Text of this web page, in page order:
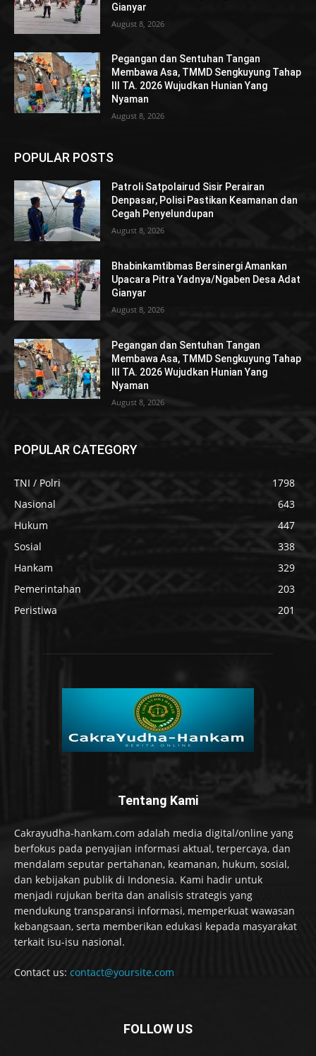
Gianyar
August 8, 2026
Pegangan dan Sentuhan Tangan
Membawa Asa, TMMD Sengkuyung Tahap
III TA. 2026 Wujudkan Hunian Yang
Nyaman
August 8, 2026
POPULAR POSTS
Patroli Satpolairud Sisir Perairan
Denpasar, Polisi Pastikan Keamanan dan
Cegah Penyelundupan
August 8, 2026
Bhabinkamtibmas Bersinergi Amankan
Upacara Pitra Yadnya/Ngaben Desa Adat
Gianyar
August 8, 2026
Pegangan dan Sentuhan Tangan
Membawa Asa, TMMD Sengkuyung Tahap
III TA. 2026 Wujudkan Hunian Yang
Nyaman
August 8, 2026
POPULAR CATEGORY
TNI / Polri
1798
Nasional
643
Hukum
447
Sosial
338
Hankam
329
Pemerintahan
203
Peristiwa
201
Tentang Kami
Cakrayudha-hankam.com adalah media digital/online yang
berfokus pada penyajian informasi aktual, terpercaya, dan
mendalam seputar pertahanan, keamanan, hukum, sosial,
dan kebijakan publik di Indonesia. Kami hadir untuk
menjadi rujukan berita dan analisis strategis yang
mendukung transparansi informasi, memperkuat wawasan
kebangsaan, serta memberikan edukasi kepada masyarakat
terkait isu-isu nasional.
Contact us: contact@yoursite.com
FOLLOW US